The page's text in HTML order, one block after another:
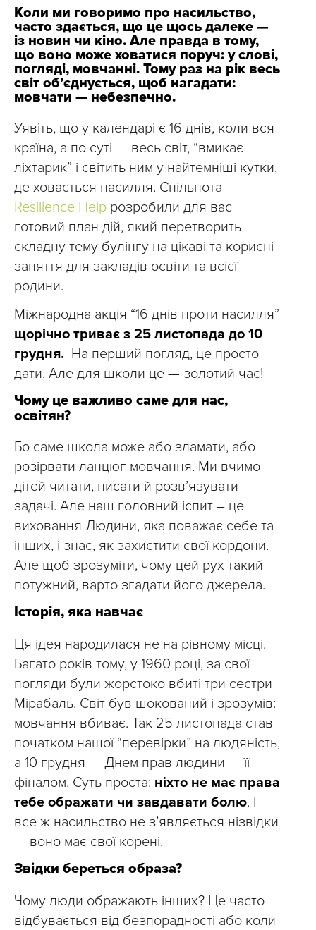
Коли ми говоримо про насильство,
часто здається, що це щось далеке —
із новин чи кіно. Але правда в тому,
що воно може ховатися поруч: у слові,
погляді, мовчанні. Тому раз на рік весь
світ об’єднується, щоб нагадати:
мовчати — небезпечно.
Уявіть, що у календарі є 16 днів, коли вся
країна, а по суті — весь світ, “вмикає
ліхтарик” і світить ним у найтемніші кутки,
де ховається насилля. Спільнота
Resilience Help розробили для вас
готовий план дій, який перетворить
складну тему булінгу на цікаві та корисні
заняття для закладів освіти та всієї
родини.
Міжнародна акція “16 днів проти насилля”
щорічно триває з 25 листопада до 10
грудня. На перший погляд, це просто
дати. Але для школи це — золотий час!
Чому це важливо саме для нас,
освітян?
Бо саме школа може або зламати, або
розірвати ланцюг мовчання. Ми вчимо
дітей читати, писати й розв’язувати
задачі. Але наш головний іспит – це
виховання Людини, яка поважає себе та
інших, і знає, як захистити свої кордони.
Але щоб зрозуміти, чому цей рух такий
потужний, варто згадати його джерела.
Історія, яка навчає
Ця ідея народилася не на рівному місці.
Багато років тому, у 1960 році, за свої
погляди були жорстоко вбиті три сестри
Мірабаль. Світ був шокований і зрозумів:
мовчання вбиває. Так 25 листопада став
початком нашої “перевірки” на людяність,
а 10 грудня — Днем прав людини — її
фіналом. Суть проста: ніхто не має права
тебе ображати чи завдавати болю. І
все ж насильство не з’являється нізвідки
— воно має свої корені.
Звідки береться образа?
Чому люди ображають інших? Це часто
відбувається від безпорадності або коли